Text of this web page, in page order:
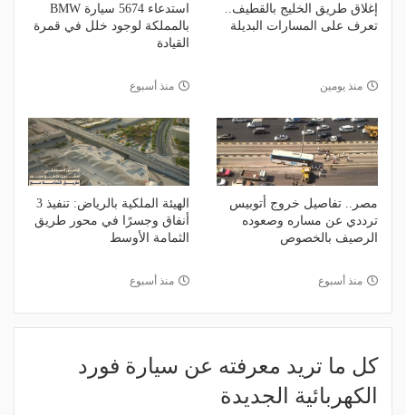
إغلاق طريق الخليج بالقطيف..
تعرف على المسارات البديلة
منذ يومين
استدعاء 5674 سيارة BMW
بالمملكة لوجود خلل في قمرة
القيادة
منذ أسبوع
مصر.. تفاصيل خروج أتوبيس
ترددي عن مساره وصعوده
الرصيف بالخصوص
منذ أسبوع
الهيئة الملكية بالرياض: تنفيذ 3
أنفاق وجسرًا في محور طريق
الثمامة الأوسط
منذ أسبوع
كل ما تريد معرفته عن سيارة فورد
الكهربائية الجديدة